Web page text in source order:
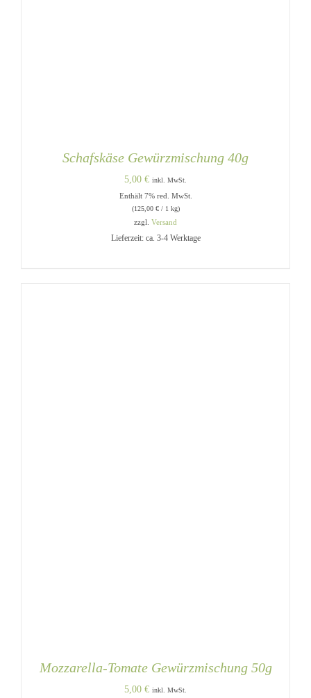
Schafskäse Gewürzmischung 40g
5,00 € inkl. MwSt.
Enthält 7% red. MwSt.
(125,00 €/ 1 kg)
zzgl. Versand
Lieferzeit: ca. 3-4 Werktage
Mozzarella-Tomate Gewürzmischung 50g
5,00 € inkl. MwSt.